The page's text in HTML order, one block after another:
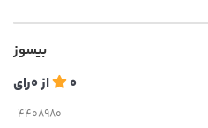
بیسوز
0 از0رای